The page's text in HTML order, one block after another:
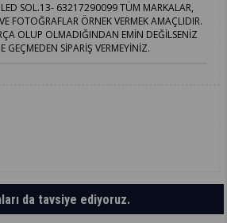
SOL.13- 63217290099 TÜM MARKALAR,
FOTOĞRAFLAR ÖRNEK VERMEK AMAÇLIDIR.
OLUP OLMADIĞINDAN EMİN DEĞİLSENİZ
GEÇMEDEN SİPARİŞ VERMEYİNİZ.
da tavsiye ediyoruz.